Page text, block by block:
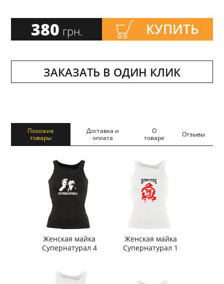
380 грн. КУПИТЬ
ЗАКАЗАТЬ В ОДИН КЛИК
Похожие
товары
Доставка и
оплата
О
товаре
Отзывы
Женская майка
Супернатурал 4
Женская майка
Супернатурал 1